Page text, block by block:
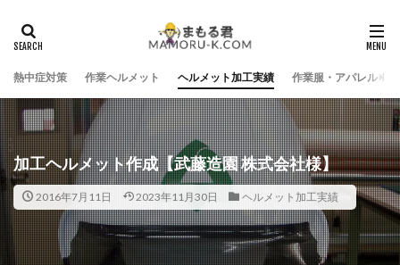
熱中症対策 作業ヘルメット ヘルメット加工実績 作業服・アパレル
加工ヘルメット作成【武藤造園 株式会社様】
2016年7月11日 2023年11月30日 ヘルメット加工実績